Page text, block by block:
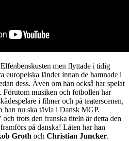
men flyttade i tidig
europeiska länder innan de hamnade i
dess. Även om han också har spelat
musiken och fotbollen har
i filmer och på teaterscenen,
han nu ska tävla i Dansk MGP.
och trots den franska titeln är detta den
på danska! Låten har han
Groth och Christian Juncker.